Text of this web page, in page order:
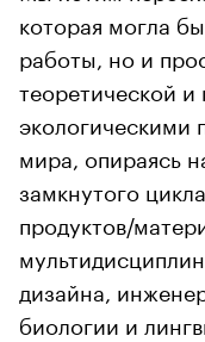
которая могла
работы, но и
теоретической
экологическими
мира, опираясь
замкнутого
продуктов/
дизайна,
биологии и